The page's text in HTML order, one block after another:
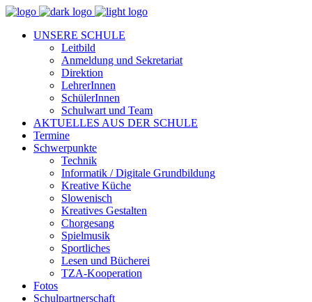
UNSERE SCHULE
Leitbild
Anmeldung und Sekretariat
Direktion
LehrerInnen
SchülerInnen
Schulwart und Team
AKTUELLES AUS DER SCHULE
Termine
Schwerpunkte
Technik
Informatik / Digitale Grundbildung
Kreative Küche
Slowenisch
Kreatives Gestalten
Chorgesang
Spielmusik
Sportliches
Lesen und Bücherei
TZA-Kooperation
Fotos
Schulpartnerschaft